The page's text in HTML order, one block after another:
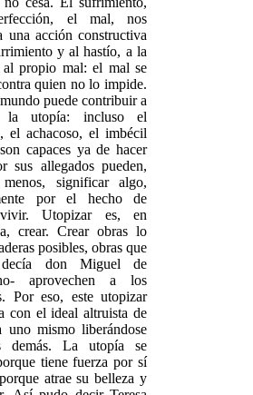
el mal, nos
una acción constructiva
y al hastío, a la
al propio mal: el mal se
quien no lo impide.
puede contribuir a
la utopía: incluso el
el achacoso, el imbécil
capaces ya de hacer
sus allegados pueden,
menos, significar algo,
por el hecho de
Utopizar es, en
crear. Crear obras lo
posibles, obras que
don Miguel de
aprovechen a los
Por eso, este utopizar
con el ideal altruista de
uno mismo liberándose
demás. La utopía se
tiene fuerza por sí
atrae su belleza y